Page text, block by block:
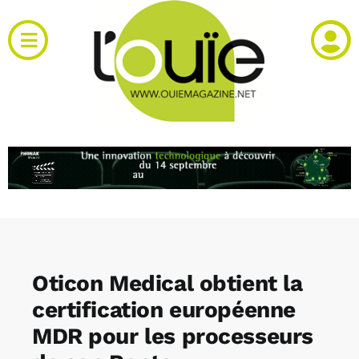
au
contenu
Toggle
Navigation
RH et emploi
Agenda
Kiosque
Oticon Medical obtient la
certification européenne
MDR pour les processeurs